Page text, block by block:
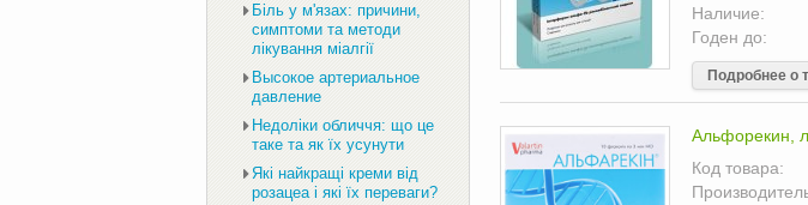
Наличие:
Годен до:
Подробнее о
Альфорекин,
Код товара:
Біль у м'язах: причини,
симптоми та методи
лікування міалгії
Высокое артериальное
давление
Недоліки обличчя: що це
таке та як їх усунути
Які найкращі креми від
розацеа і які їх переваги?